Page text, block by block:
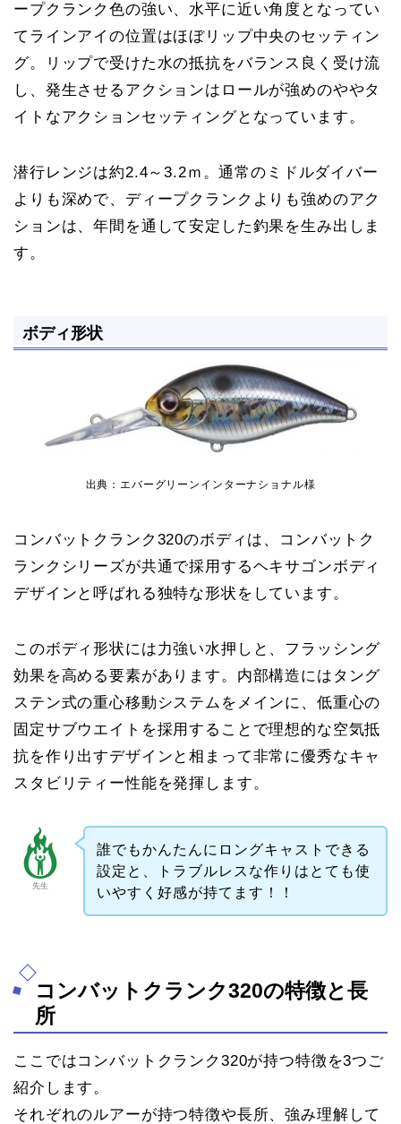
ープクランク色の強い、水平に近い角度となってい
てラインアイの位置はほぼリップ中央のセッティン
グ。リップで受けた水の抵抗をバランス良く受け流
し、発生させるアクションはロールが強めのややタ
イトなアクションセッティングとなっています。
潜行レンジは約2.4～3.2ｍ。通常のミドルダイバー
よりも深めで、ディープクランクよりも強めのアク
ションは、年間を通して安定した釣果を生み出しま
す。
ボディ形状
出典：エバーグリーンインターナショナル様
コンバットクランク320のボディは、コンバットク
ランクシリーズが共通で採用するヘキサゴンボディ
デザインと呼ばれる独特な形状をしています。
このボディ形状には力強い水押しと、フラッシング
効果を高める要素があります。内部構造にはタング
ステン式の重心移動システムをメインに、低重心の
固定サブウエイトを採用することで理想的な空気抵
抗を作り出すデザインと相まって非常に優秀なキャ
スタビリティー性能を発揮します。
先生
誰でもかんたんにロングキャストできる
設定と、トラブルレスな作りはとても使
いやすく好感が持てます！！
コンバットクランク320の特徴と長
所
ここではコンバットクランク320が持つ特徴を3つご
紹介します。
それぞれのルアーが持つ特徴や長所、強み理解して